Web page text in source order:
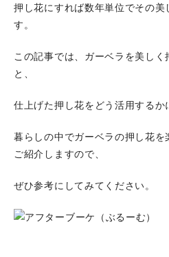
押し花にすれば数年単位でその美
す。
この記事では、ガーベラを美し
と、
仕上げた押し花をどう活用するか
暮らしの中でガーベラの押し花を
ご紹介しますので、
ぜひ参考にしてみてください。